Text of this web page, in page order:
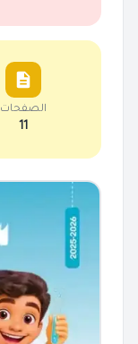
الصفحات
11